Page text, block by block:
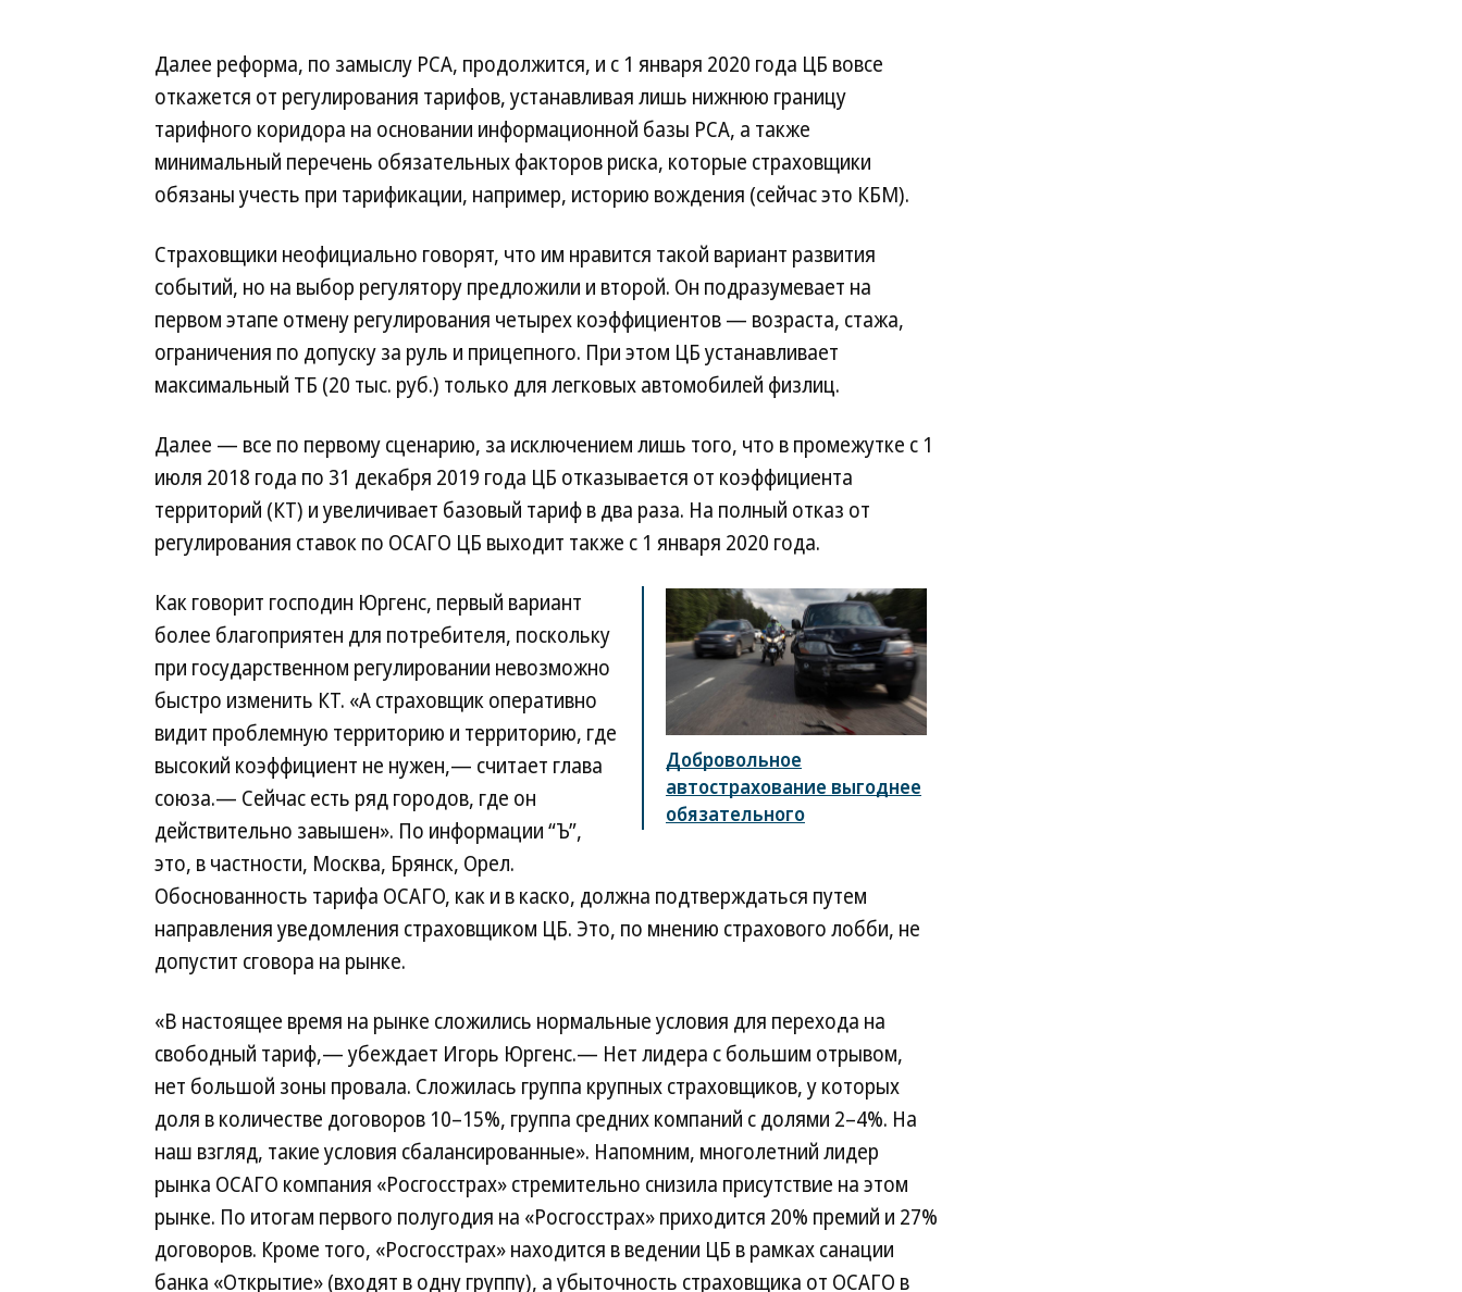
Далее реформа, по замыслу РСА, продолжится, и с 1 января 2020 года ЦБ вовсе
откажется от регулирования тарифов, устанавливая лишь нижнюю границу
тарифного коридора на основании информационной базы РСА, а также
минимальный перечень обязательных факторов риска, которые страховщики
обязаны учесть при тарификации, например, историю вождения (сейчас это КБМ).
Страховщики неофициально говорят, что им нравится такой вариант развития
событий, но на выбор регулятору предложили и второй. Он подразумевает на
первом этапе отмену регулирования четырех коэффициентов — возраста, стажа,
ограничения по допуску за руль и прицепного. При этом ЦБ устанавливает
максимальный ТБ (20 тыс. руб.) только для легковых автомобилей физлиц.
Далее — все по первому сценарию, за исключением лишь того, что в промежутке с 1
июля 2018 года по 31 декабря 2019 года ЦБ отказывается от коэффициента
территорий (КТ) и увеличивает базовый тариф в два раза. На полный отказ от
регулирования ставок по ОСАГО ЦБ выходит также с 1 января 2020 года.
Добровольное
автострахование выгоднее
обязательного
Как говорит господин Юргенс, первый вариант
более благоприятен для потребителя, поскольку
при государственном регулировании невозможно
быстро изменить КТ. «А страховщик оперативно
видит проблемную территорию и территорию, где
высокий коэффициент не нужен,— считает глава
союза.— Сейчас есть ряд городов, где он
действительно завышен». По информации “Ъ”,
это, в частности, Москва, Брянск, Орел.
Обоснованность тарифа ОСАГО, как и в каско, должна подтверждаться путем
направления уведомления страховщиком ЦБ. Это, по мнению страхового лобби, не
допустит сговора на рынке.
«В настоящее время на рынке сложились нормальные условия для перехода на
свободный тариф,— убеждает Игорь Юргенс.— Нет лидера с большим отрывом,
нет большой зоны провала. Сложилась группа крупных страховщиков, у которых
доля в количестве договоров 10–15%, группа средних компаний с долями 2–4%. На
наш взгляд, такие условия сбалансированные». Напомним, многолетний лидер
рынка ОСАГО компания «Росгосстрах» стремительно снизила присутствие на этом
рынке. По итогам первого полугодия на «Росгосстрах» приходится 20% премий и 27%
договоров. Кроме того, «Росгосстрах» находится в ведении ЦБ в рамках санации
банка «Открытие» (входят в одну группу), а убыточность страховщика от ОСАГО в